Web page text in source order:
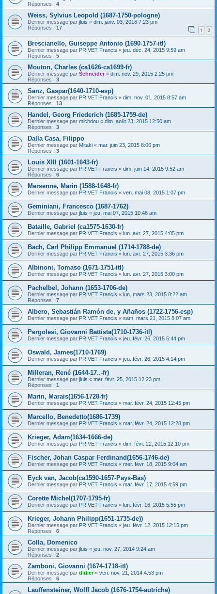
Réponses : 4
Weiss, Sylvius Leopold (1687-1750-pologne)
Dernier message par jluis « dim. janv. 03, 2016 7:23 pm
Réponses : 17 1 2
Brescianello, Guiseppe Antonio (1690-1757-itl)
Dernier message par PRIVET Francis « jeu. déc. 24, 2015 9:59 am
Réponses : 5
Mouton, Charles (ca1626-ca1699-fr)
Dernier message par Schneider « dim. nov. 29, 2015 2:25 pm
Réponses : 3
Sanz, Gaspar(1640-1710-esp)
Dernier message par PRIVET Francis « dim. nov. 01, 2015 8:57 am
Réponses : 13
Handel, Georg Friederich (1685-1759-de)
Dernier message par michdou « dim. août 23, 2015 12:50 am
Réponses : 3
Dalla Casa, Filippo
Dernier message par Mitaki « mar. juin 23, 2015 8:06 pm
Réponses : 3
Louis XIII (1601-1643-fr)
Dernier message par PRIVET Francis « dim. juin 14, 2015 9:52 am
Réponses : 6
Mersenne, Marin (1588-1648-fr)
Dernier message par PRIVET Francis « ven. mai 08, 2015 1:07 pm
Geminiani, Francesco (1687-1762)
Dernier message par jluis « jeu. mai 07, 2015 10:46 am
Bataille, Gabriel (ca1575-1630-fr)
Dernier message par PRIVET Francis « lun. avr. 27, 2015 4:05 pm
Bach, Carl Philipp Emmanuel (1714-1788-de)
Dernier message par PRIVET Francis « lun. avr. 27, 2015 3:36 pm
Albinoni, Tomaso (1671-1751-itl)
Dernier message par PRIVET Francis « lun. avr. 27, 2015 3:00 pm
Pachelbel, Johann (1653-1706-de)
Dernier message par PRIVET Francis « lun. mars 23, 2015 8:22 am
Réponses : 7
Albero, Sebastián Ramón de, y Añaños (1722-1756-esp)
Dernier message par PRIVET Francis « sam. mars 21, 2015 8:07 am
Pergolesi, Giovanni Battista(1710-1736-itl)
Dernier message par PRIVET Francis « jeu. févr. 26, 2015 5:44 pm
Oswald, James(1710-1769)
Dernier message par PRIVET Francis « jeu. févr. 26, 2015 4:14 pm
Milleran, René (1644-17..-fr)
Dernier message par jluis « mer. févr. 25, 2015 12:23 pm
Réponses : 1
Marin, Marais(1656-1728-fr)
Dernier message par PRIVET Francis « mar. févr. 24, 2015 12:45 pm
Marcello, Benedetto(1686-1739)
Dernier message par PRIVET Francis « mar. févr. 24, 2015 12:28 pm
Krieger, Adam(1634-1666-de)
Dernier message par PRIVET Francis « dim. févr. 22, 2015 12:10 pm
Fischer, Johan Caspar Ferdinand(1656-1746-de)
Dernier message par PRIVET Francis « mer. févr. 18, 2015 9:04 am
Eyck van, Jacob(ca1590-1657-Pays-Bas)
Dernier message par PRIVET Francis « mar. févr. 17, 2015 4:59 pm
Corette Michel(1707-1795-fr)
Dernier message par PRIVET Francis « lun. févr. 16, 2015 5:55 pm
Krieger, Johann Philipp(1651-1735-de))
Dernier message par PRIVET Francis « jeu. févr. 12, 2015 12:15 pm
Réponses : 6
Colla, Domenico
Dernier message par jluis « jeu. nov. 27, 2014 9:24 am
Réponses : 2
Zamboni, Giovanni (1674-1718-itl)
Dernier message par didier« ven. nov. 21, 2014 4:53 pm
Réponses : 6
Lauffensteiner, Wolff Jacob (1676-1754-autriche)